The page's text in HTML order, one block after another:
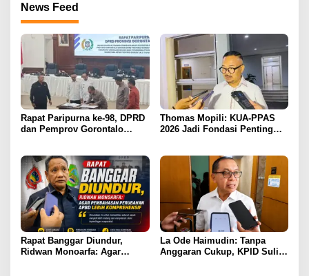
News Feed
Rapat Paripurna ke-98, DPRD
dan Pemprov Gorontalo
Thomas Mopili: KUA-PPAS
2026 Jadi Fondasi Penting
Rapat Banggar Diundur,
Ridwan Monoarfa: Agar
La Ode Haimudin: Tanpa
Anggaran Cukup, KPID Sulit